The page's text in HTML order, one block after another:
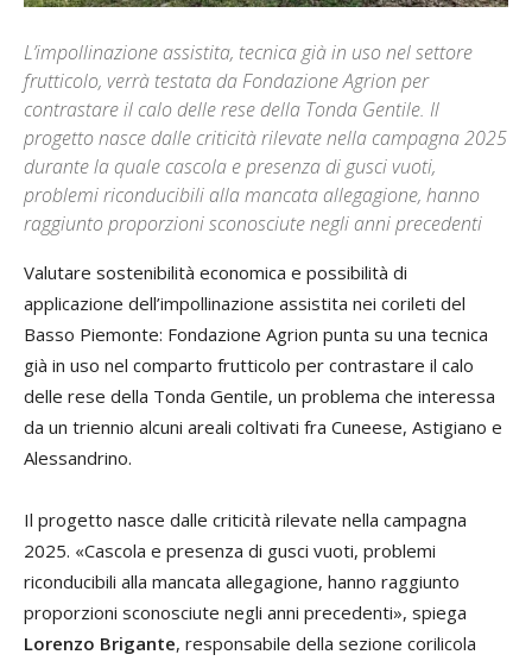
L’impollinazione assistita, tecnica già in uso nel settore
frutticolo, verrà testata da Fondazione Agrion per
contrastare il calo delle rese della Tonda Gentile. Il
progetto nasce dalle criticità rilevate nella campagna 2025
durante la quale cascola e presenza di gusci vuoti,
problemi riconducibili alla mancata allegagione, hanno
raggiunto proporzioni sconosciute negli anni precedenti
Valutare sostenibilità economica e possibilità di
applicazione dell’impollinazione assistita nei corileti del
Basso Piemonte: Fondazione Agrion punta su una tecnica
già in uso nel comparto frutticolo per contrastare il calo
delle rese della Tonda Gentile, un problema che interessa
da un triennio alcuni areali coltivati fra Cuneese, Astigiano e
Alessandrino.
Il progetto nasce dalle criticità rilevate nella campagna
2025. «Cascola e presenza di gusci vuoti, problemi
riconducibili alla mancata allegagione, hanno raggiunto
proporzioni sconosciute negli anni precedenti», spiega
Lorenzo Brigante, responsabile della sezione corilicola